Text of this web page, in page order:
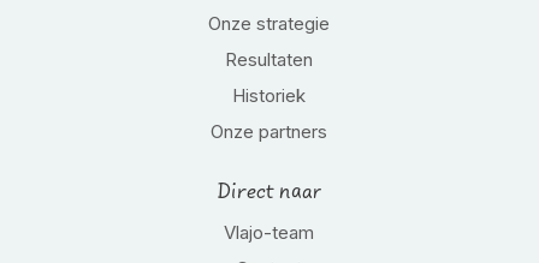
Onze strategie
Resultaten
Historiek
Onze partners
Direct naar
Vlajo-team